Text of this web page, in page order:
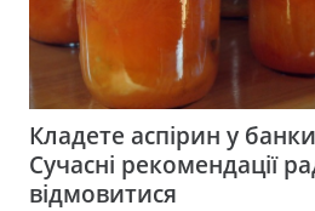
Кладете аспірин у
Сучасні рекомендації
відмовитися